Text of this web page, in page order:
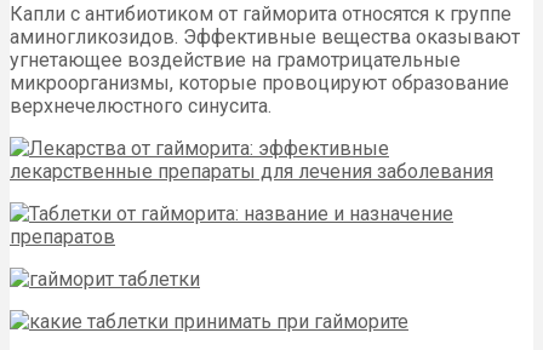
Капли с антибиотиком от гайморита относятся к группе
аминогликозидов. Эффективные вещества оказывают
угнетающее воздействие на грамотрицательные
микроорганизмы, которые провоцируют образование
верхнечелюстного синусита.